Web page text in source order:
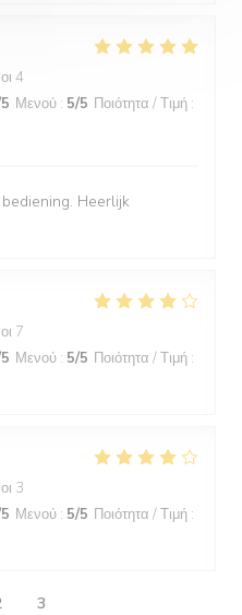
4
Μενού : 5/5 Ποιότητα / Τιμή :
Heerlijk
7
Μενού : 5/5 Ποιότητα / Τιμή :
3
Μενού : 5/5 Ποιότητα / Τιμή :
3